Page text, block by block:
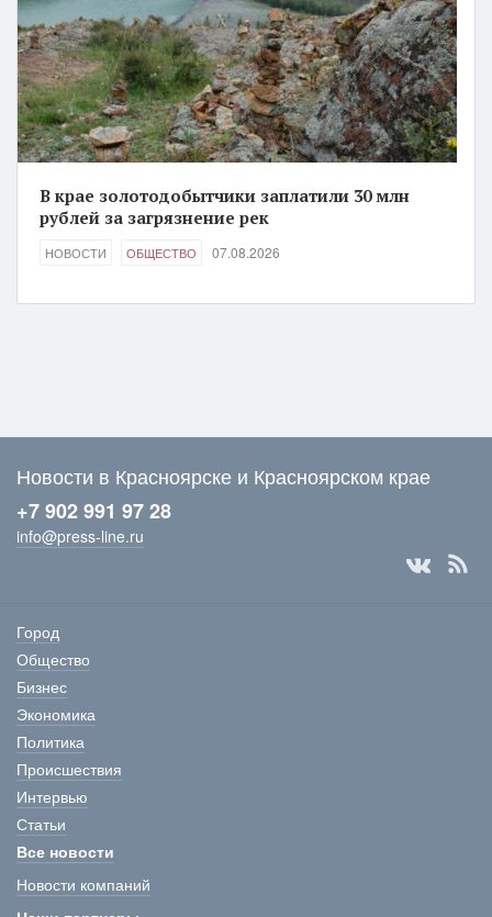
В крае золотодобытчики заплатили 30 млн
рублей за загрязнение рек
НОВОСТИ ОБЩЕСТВО 07.08.2026
Новости в Красноярске и Красноярском крае
+7 902 991 97 28
info@press-line.ru
Город
Общество
Бизнес
Экономика
Политика
Происшествия
Интервью
Статьи
Все новости
Новости компаний